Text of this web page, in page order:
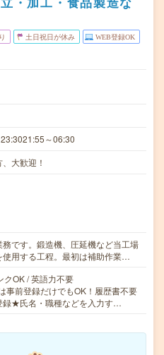
土日祝日が休み WEB登録OK
～06:30
大歓迎！
です。鍛造機、圧延機など当工場
使用する工程。最初は補助作業…
クOK / 英語力不要
事前登録だけでもOK！履歴書不要
録★氏名・職種などを入力す…